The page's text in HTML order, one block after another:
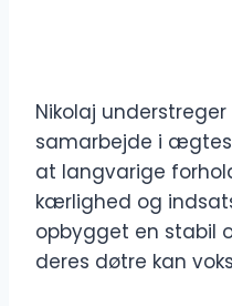
Nikolaj
samarbejde i
at langvarige
kærlighed og
opbygget en stabil
deres døtre kan